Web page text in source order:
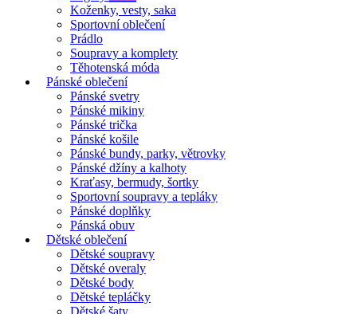
Koženky, vesty, saka
Sportovní oblečení
Prádlo
Soupravy a komplety
Těhotenská móda
Pánské oblečení
Pánské svetry
Pánské mikiny
Pánské trička
Pánské košile
Pánské bundy, parky, větrovky
Pánské džíny a kalhoty
Kraťasy, bermudy, šortky
Sportovní soupravy a tepláky
Pánské doplňky
Pánská obuv
Dětské oblečení
Dětské soupravy
Dětské overaly
Dětské body
Dětské tepláčky
Dětské šaty